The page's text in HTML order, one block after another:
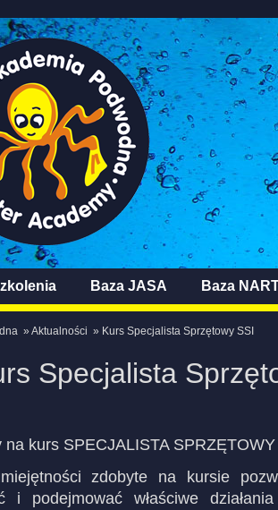
Baza JASA Baza
» Aktualności » Kurs Specjalista Sprzętowy SSI
Specjalista
na kurs SPECJALISTA
zdobyte na kursie
i podejmować właściwe